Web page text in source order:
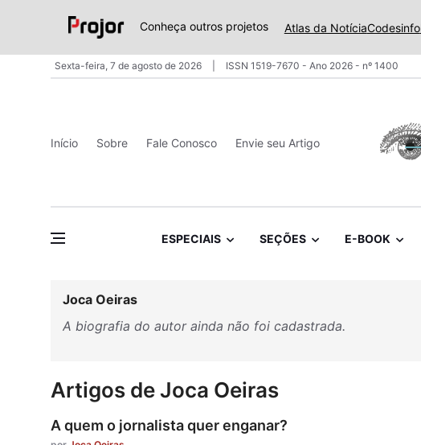
Conheça outros projetos Atlas da NotíciaCodesinfo
Sexta-feira, 7 de agosto de 2026 ISSN 1519-7670 - Ano 2026 - nº 1400
Início Sobre Fale Conosco Envie seu Artigo
ESPECIAIS SEÇÕES E-BOOK
Joca Oeiras
A biografia do autor ainda não foi cadastrada.
Artigos de Joca Oeiras
A quem o jornalista quer enganar?